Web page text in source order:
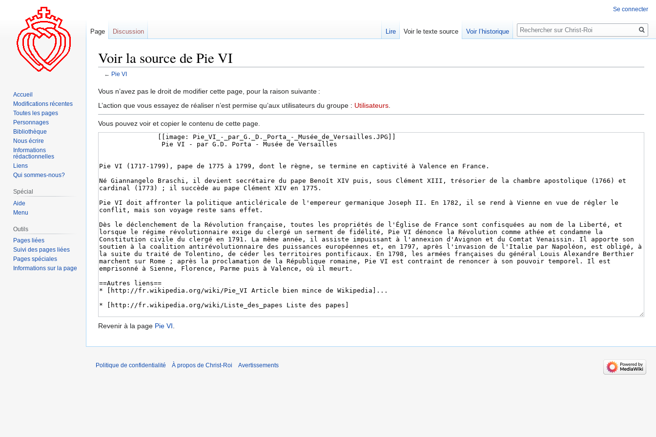
Voir la source de Pie VI
← Pie VI
Aller
à
navigation
Aller
à
recherche
Vous n’avez pas le droit de modifier cette page, pour la raison suivante :
L’action que vous essayez de réaliser n’est permise qu’aux utilisateurs du groupe : Utilisateurs
Vous pouvez voir et copier le contenu de cette page.
Revenir à la page Pie VI.
Se connecter
Page Discussion Lire Voir le texte source Voir l’historique
Rechercher
Accueil
Modifications récentes
Toutes les pages
Personnages
Bibliothèque
Nous écrire
Informations
rédactionnelles
Liens
Qui sommes-nous?
Spécial
Aide
Menu
Outils
Pages liées
Suivi des pages liées
Pages spéciales
Informations sur la page
Politique de confidentialité À propos de Christ-Roi Avertissements